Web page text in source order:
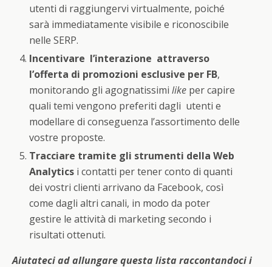
utenti di raggiungervi virtualmente, poiché
sarà immediatamente visibile e riconoscibile
nelle SERP.
Incentivare l’interazione attraverso
l’offerta di promozioni esclusive per FB,
monitorando gli agognatissimilike per capire
quali temi vengono preferiti dagli utenti e
modellare di conseguenza l’assortimento delle
vostre proposte.
Tracciare tramite gli strumenti della Web
Analytics i contatti per tener conto di quanti
dei vostri clienti arrivano da Facebook, così
come dagli altri canali, in modo da poter
gestire le attività di marketing secondo i
risultati ottenuti.
Aiutateci ad allungare questa lista raccontandoci i